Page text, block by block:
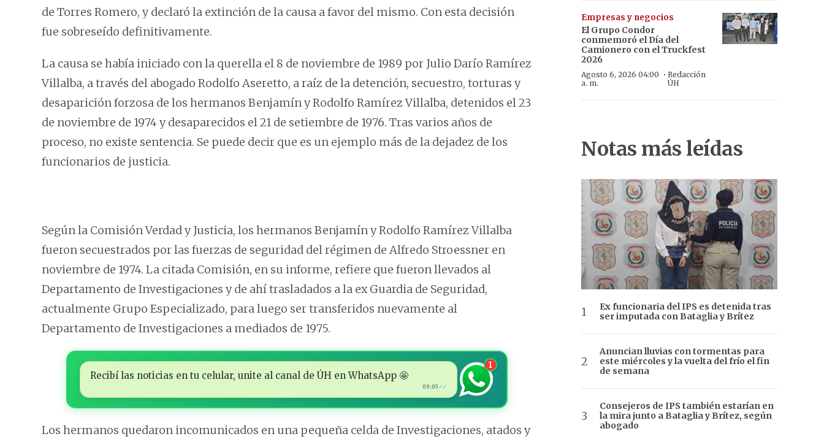
de Torres Romero, y declaró la extinción de la causa a favor del mismo. Con esta decisión
fue sobreseído definitivamente.
La causa se había iniciado con la querella el 8 de noviembre de 1989 por Julio Darío Ramírez
Villalba, a través del abogado Rodolfo Aseretto, a raíz de la detención, secuestro, torturas y
desaparición forzosa de los hermanos Benjamín y Rodolfo Ramírez Villalba, detenidos el 23
de noviembre de 1974 y desaparecidos el 21 de setiembre de 1976. Tras varios años de
proceso, no existe sentencia. Se puede decir que es un ejemplo más de la dejadez de los
funcionarios de justicia.
Según la Comisión Verdad y Justicia, los hermanos Benjamín y Rodolfo Ramírez Villalba
fueron secuestrados por las fuerzas de seguridad del régimen de Alfredo Stroessner en
noviembre de 1974. La citada Comisión, en su informe, refiere que fueron llevados al
Departamento de Investigaciones y de ahí trasladados a la ex Guardia de Seguridad,
actualmente Grupo Especializado, para luego ser transferidos nuevamente al
Departamento de Investigaciones a mediados de 1975.
Recibí las noticias en tu celular, unite al canal de ÚH en WhatsApp 🤩
09:05 ✓✓
1
Los hermanos quedaron incomunicados en una pequeña celda de Investigaciones, atados y
Empresas y negocios
El Grupo Condor
conmemoró el Día del
Camionero con el Truckfest
2026
Agosto 6, 2026 04:00
a. m.
· Redacción
ÚH
Notas más leídas
Ex funcionaria del IPS es detenida tras
ser imputada con Bataglia y Brítez
Anuncian lluvias con tormentas para
este miércoles y la vuelta del frío el fin
de semana
Consejeros de IPS también estarían en
la mira junto a Bataglia y Brítez, según
abogado